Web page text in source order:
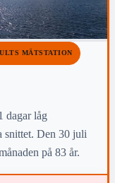
MÄTSTATION
dagar låg
snittet. Den 30 juli
på 83 år.